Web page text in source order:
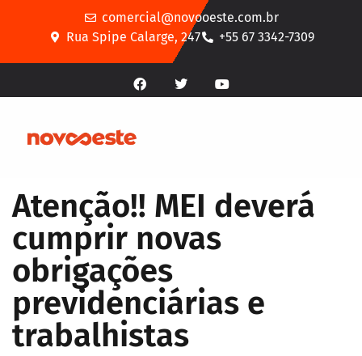
comercial@novooeste.com.br
Rua Spipe Calarge, 247
+55 67 3342-7309
Atenção!! MEI deverá
cumprir novas
obrigações
previdenciárias e
trabalhistas